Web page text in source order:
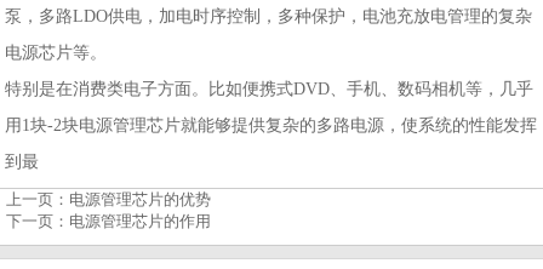
泵，多路LDO供电，加电时序控制，多种保护，电池充放电管理的复杂
电源芯片等。
特别是在消费类电子方面。比如便携式DVD、手机、数码相机等，几乎
用1块-2块电源管理芯片就能够提供复杂的多路电源，使系统的性能发挥
到最
上一页： 电源管理芯片的优势
下一页： 电源管理芯片的作用